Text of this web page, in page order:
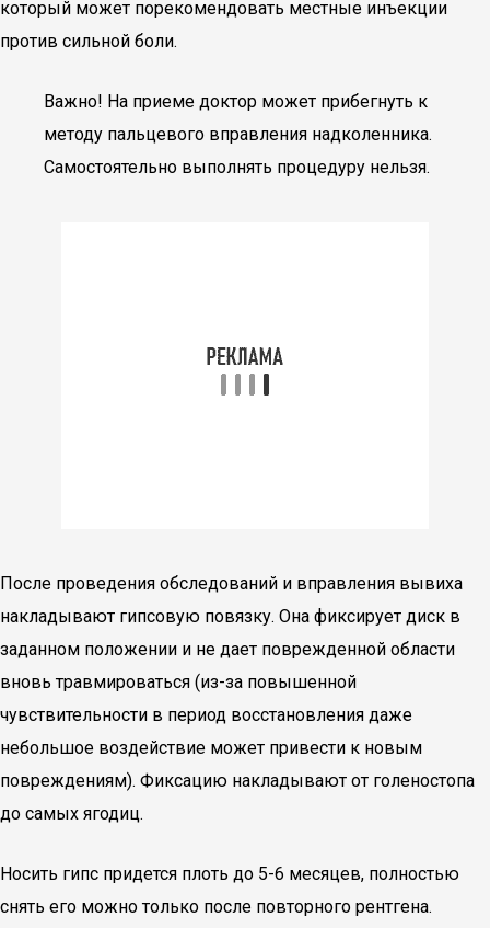
который может порекомендовать местные инъекции
против сильной боли.
Важно! На приеме доктор может прибегнуть к
методу пальцевого вправления надколенника.
Самостоятельно выполнять процедуру нельзя.
После проведения обследований и вправления вывиха
накладывают гипсовую повязку. Она фиксирует диск в
заданном положении и не дает поврежденной области
вновь травмироваться (из-за повышенной
чувствительности в период восстановления даже
небольшое воздействие может привести к новым
повреждениям). Фиксацию накладывают от голеностопа
до самых ягодиц.
Носить гипс придется плоть до 5-6 месяцев, полностью
снять его можно только после повторного рентгена.